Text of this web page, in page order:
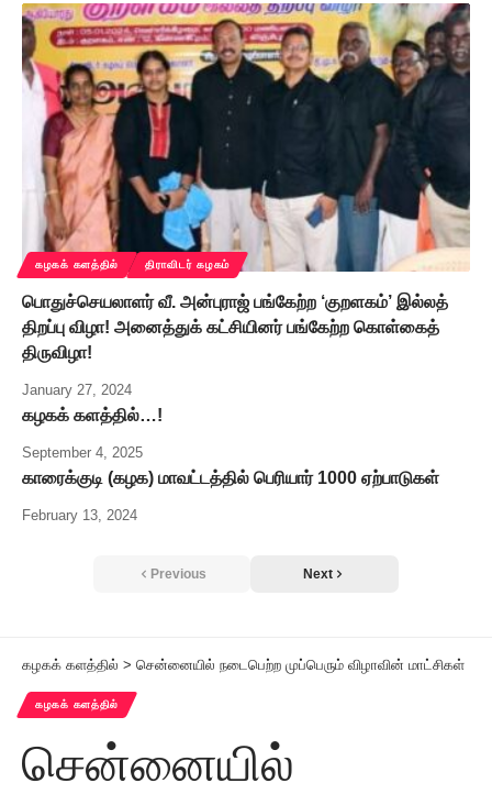
கழகக் களத்தில் திராவிடர் கழகம்
பொதுச்செயலாளர் வீ. அன்புராஜ் பங்கேற்ற ‘குறளகம்’ இல்லத்
திறப்பு விழா! அனைத்துக் கட்சியினர் பங்கேற்ற கொள்கைத்
திருவிழா!
January 27, 2024
கழகக் களத்தில்…!
September 4, 2025
காரைக்குடி (கழக) மாவட்டத்தில் பெரியார் 1000 ஏற்பாடுகள்
February 13, 2024
Previous Next
கழகக் களத்தில் > சென்னையில் நடைபெற்ற முப்பெரும் விழாவின் மாட்சிகள்
கழகக் களத்தில்
சென்னையில்